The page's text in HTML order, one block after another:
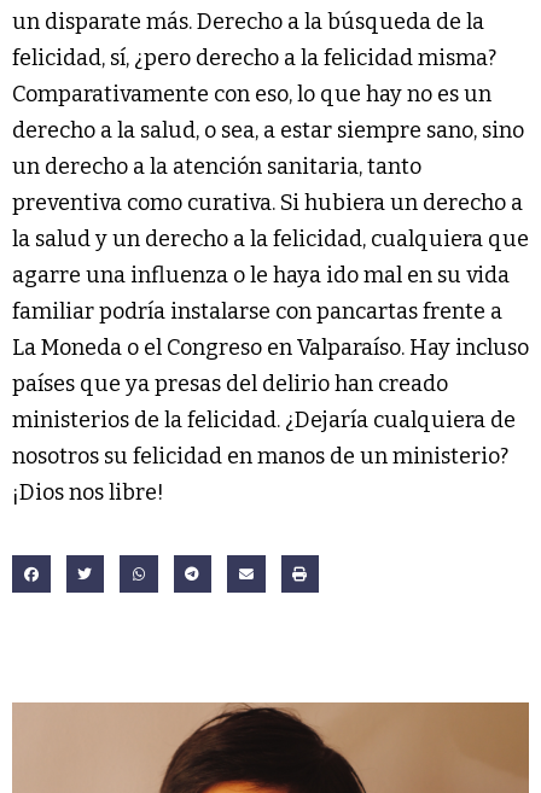
un disparate más. Derecho a la búsqueda de la
felicidad, sí, ¿pero derecho a la felicidad misma?
Comparativamente con eso, lo que hay no es un
derecho a la salud, o sea, a estar siempre sano, sino
un derecho a la atención sanitaria, tanto
preventiva como curativa. Si hubiera un derecho a
la salud y un derecho a la felicidad, cualquiera que
agarre una influenza o le haya ido mal en su vida
familiar podría instalarse con pancartas frente a
La Moneda o el Congreso en Valparaíso. Hay incluso
países que ya presas del delirio han creado
ministerios de la felicidad. ¿Dejaría cualquiera de
nosotros su felicidad en manos de un ministerio?
¡Dios nos libre!